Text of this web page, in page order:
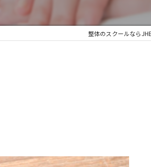
整体のスクールなら